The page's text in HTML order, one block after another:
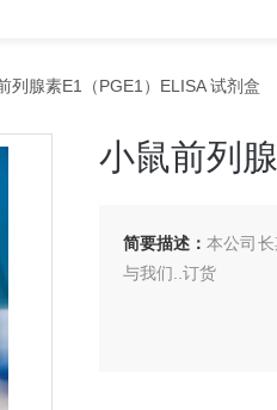
列腺素E1（PGE1）ELISA 试剂盒
小鼠前列
简要描述：本公司
与我们..订货